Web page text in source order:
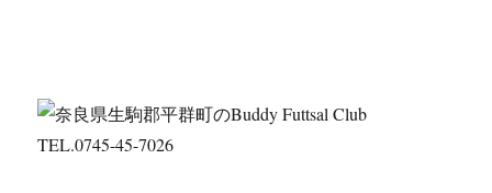
TEL.0745-45-7026